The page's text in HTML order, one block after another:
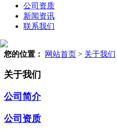
公司资质
新闻资讯
联系我们
您的位置： 网站首页 > 关于我们
关于我们
公司简介
公司资质